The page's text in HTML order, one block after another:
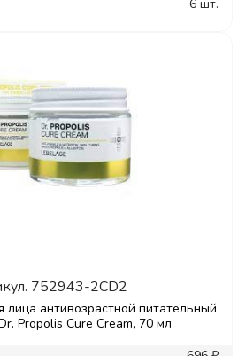
6 шт.
752943-2CD2
лица антивозрастной питательный
Propolis Cure Cream, 70 мл